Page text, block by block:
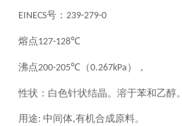
EINECS号 ：239-279-0
熔点127-128℃
沸点200-205℃（0.267kPa ），
性状： 白色针状结晶。溶于苯和乙醇。
用途:中间体,有机合成原料。